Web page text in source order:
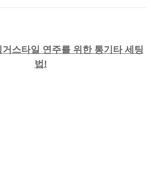
스타일 연주를 위한 통기타 세팅
법!